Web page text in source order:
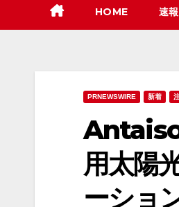
HOME 速報
PRNEWSWIRE 新着
用太陽
ーショ